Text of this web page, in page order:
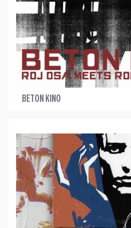
BETON KINO